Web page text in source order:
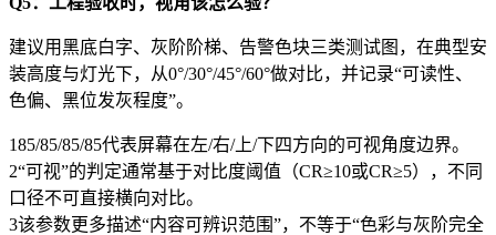
建议用黑底白字、灰阶阶梯、告警色块三类测试图，在典型安
装高度与灯光下，从0°/30°/45°/60°做对比，并记录“可读性、
色偏、黑位发灰程度”。
185/85/85/85代表屏幕在左/右/上/下四方向的可视角度边界。
2“可视”的判定通常基于对比度阈值（CR≥10或CR≥5），不同
口径不可直接横向对比。
3该参数更多描述“内容可辨识范围”，不等于“色彩与灰阶完全